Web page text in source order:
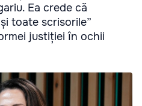
Ea crede că
toate scrisorile”
justiției în ochii